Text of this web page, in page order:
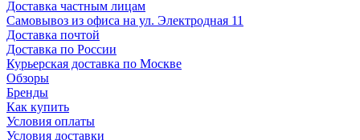
Доставка частным лицам
Самовывоз из офиса на ул. Электродная 11
Доставка почтой
Доставка по России
Курьерская доставка по Москве
Обзоры
Бренды
Как купить
Условия оплаты
Условия доставки